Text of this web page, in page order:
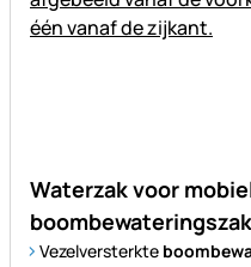
Waterzak voor
Vezelversterkte